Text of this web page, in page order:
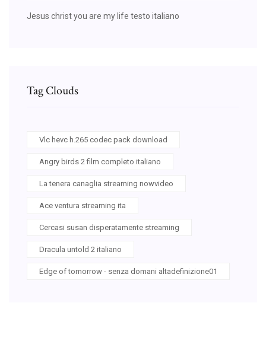
Jesus christ you are my life testo italiano
Tag Clouds
Vlc hevc h.265 codec pack download
Angry birds 2 film completo italiano
La tenera canaglia streaming nowvideo
Ace ventura streaming ita
Cercasi susan disperatamente streaming
Dracula untold 2 italiano
Edge of tomorrow - senza domani altadefinizione01